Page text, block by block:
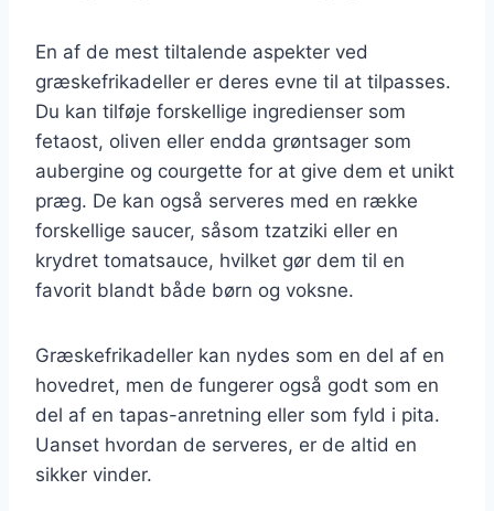
En af de mest tiltalende aspekter ved
græskefrikadeller er deres evne til at tilpasses.
Du kan tilføje forskellige ingredienser som
fetaost, oliven eller endda grøntsager som
aubergine og courgette for at give dem et unikt
præg. De kan også serveres med en række
forskellige saucer, såsom tzatziki eller en
krydret tomatsauce, hvilket gør dem til en
favorit blandt både børn og voksne.
Græskefrikadeller kan nydes som en del af en
hovedret, men de fungerer også godt som en
del af en tapas-anretning eller som fyld i pita.
Uanset hvordan de serveres, er de altid en
sikker vinder.